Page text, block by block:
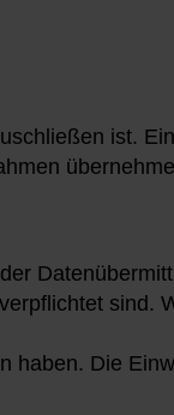
ist.
sind.
haben. Die